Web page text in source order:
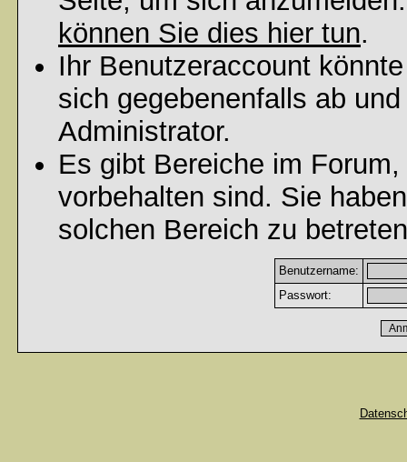
können Sie dies hier tun.
Ihr Benutzeraccount
sich gegebenenfalls ab
Administrator.
Es gibt Bereiche im
vorbehalten sind. Sie
solchen Bereich zu
Benutzername:
Passwort: